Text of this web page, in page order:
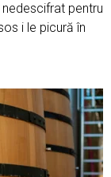
pentru
i le picură în